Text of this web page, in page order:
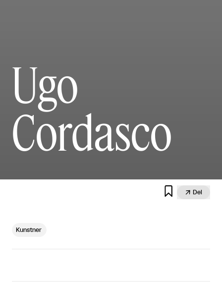
Ugo
Cordasco
  Del
Kunstner